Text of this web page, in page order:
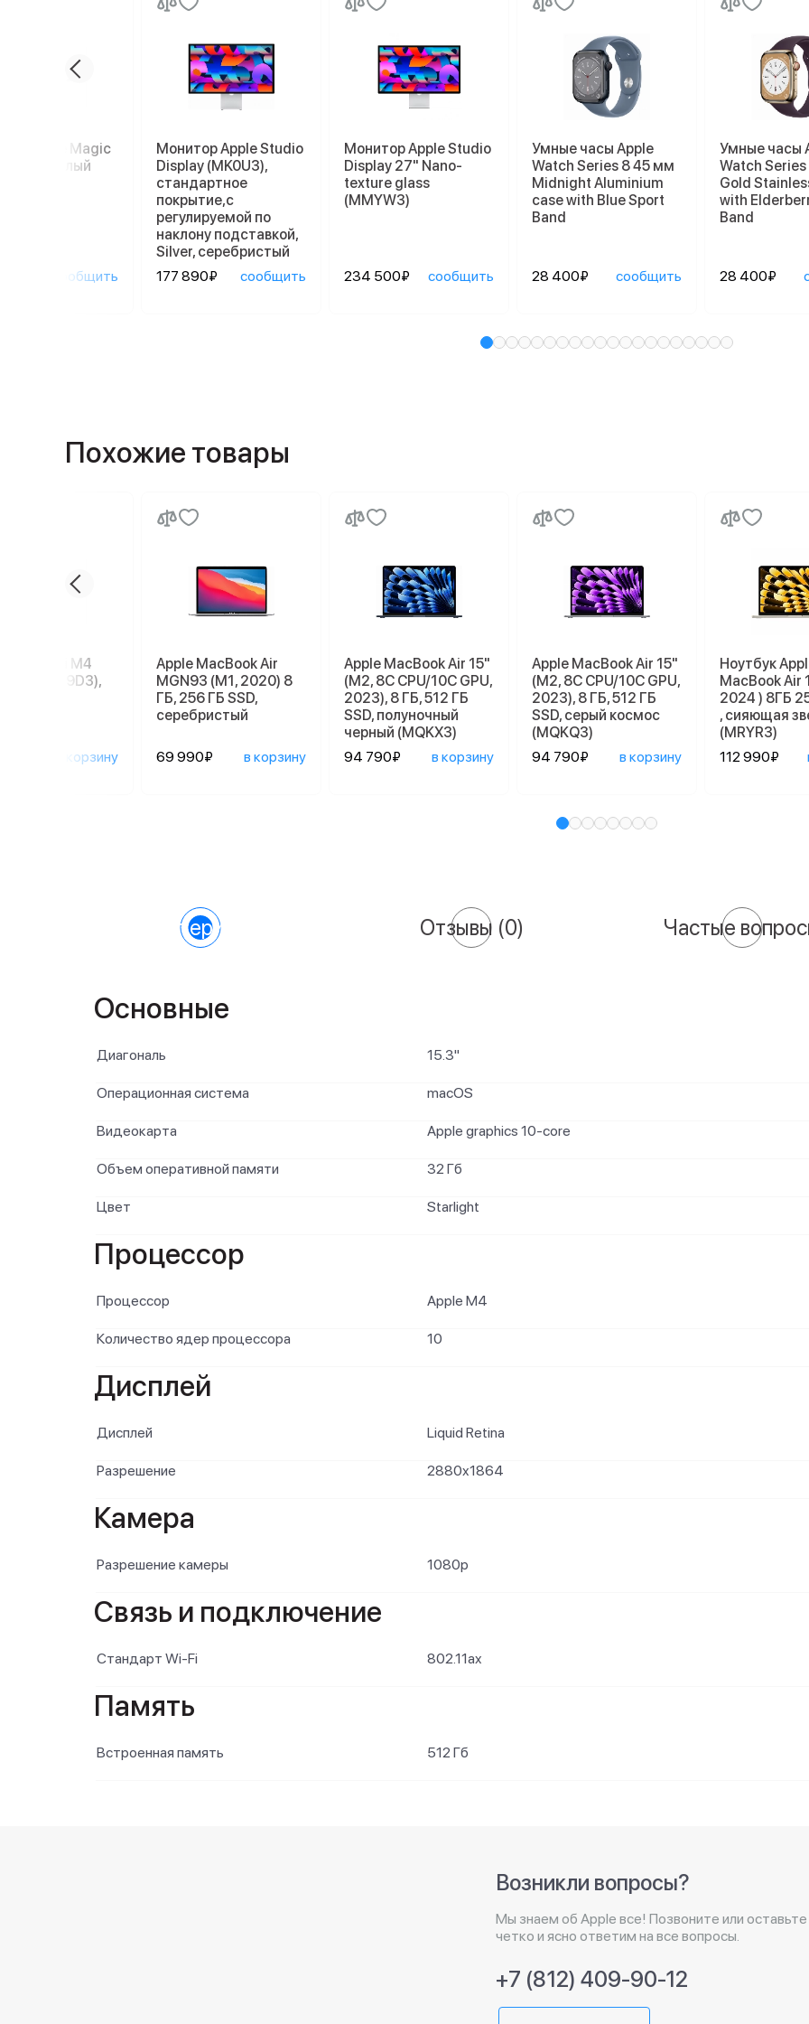
Apple Magic
2, белый
сообщить
Монитор Apple Studio
Display (MK0U3),
стандартное
покрытие,с
регулируемой по
наклону подставкой,
Silver, серебристый
177 890₽
сообщить
Монитор Apple Studio
Display 27" Nano-
texture glass
(MMYW3)
234 500₽ сообщить
Умные часы Apple
Watch Series 8 45 мм
Midnight Aluminium
case with Blue Sport
Band
28 400₽ сообщить
Умные часы
Watch
Gold
with
Band
28 400₽
Похожие товары
Mac mini M4
ГБ (MU9D3),
в корзину
Apple MacBook Air
MGN93 (M1, 2020) 8
ГБ, 256 ГБ SSD,
серебристый
69 990₽ в корзину
Apple MacBook Air 15"
(M2, 8C CPU/10C GPU,
2023), 8 ГБ, 512 ГБ
SSD, полуночный
черный (MQKX3)
94 790₽
в корзину
Apple MacBook Air 15"
(M2, 8C CPU/10C GPU,
2023), 8 ГБ, 512 ГБ
SSD, серый космос
(MQKQ3)
94 790₽
в корзину
Ноутбук
MacBook Air
2024 ) 8ГБ
, сияющая
(MRYR3)
112 990₽
Характеристики Отзывы (0) Частые
Основные
Диагональ 15.3"
Операционная система macOS
Видеокарта Apple graphics 10-core
Объем оперативной памяти 32 Гб
Цвет Starlight
Процессор
Процессор Apple M4
Количество ядер процессора 10
Дисплей
Дисплей Liquid Retina
Разрешение 2880x1864
Камера
Разрешение камеры 1080p
Связь и подключение
Стандарт Wi-Fi 802.11ax
Память
Встроенная память 512 Гб
Возникли вопросы?
Мы знаем об Apple все! Позвоните или
четко и ясно ответим на все вопросы.
+7 (812) 409-90-12